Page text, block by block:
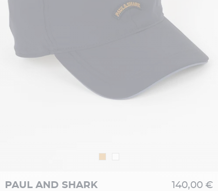
PAUL AND SHARK 140,00 €